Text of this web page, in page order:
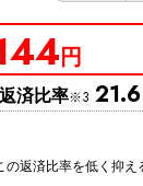
円
済比率※3 21.6
返済比率を低く抑